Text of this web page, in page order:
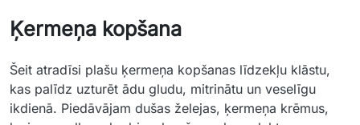
Ķermeņa kopšana
Šeit atradīsi plašu ķermeņa kopšanas līdzekļu klāstu,
kas palīdz uzturēt ādu gludu, mitrinātu un veselīgu
ikdienā. Piedāvājam dušas želejas, ķermeņa krēmus,